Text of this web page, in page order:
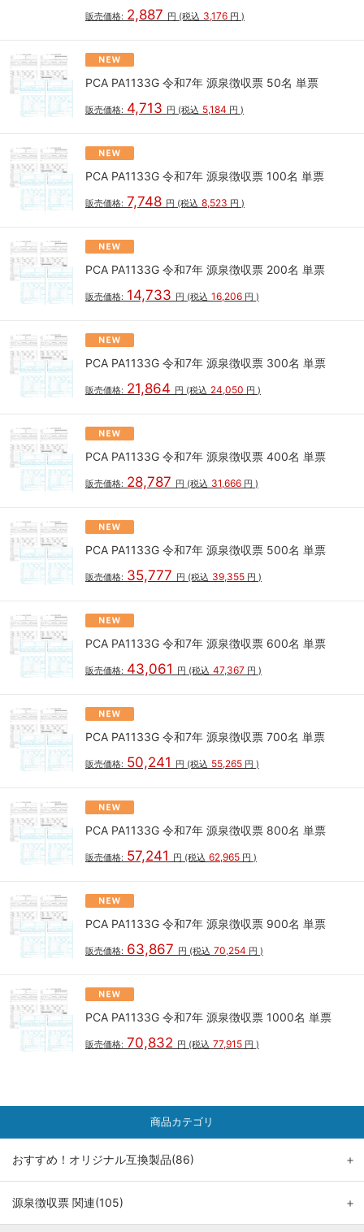
販売価格: 2,887 円 (税込 3,176 円 )
PCA PA1133G 令和7年 源泉徴収票 50名 単票
販売価格: 4,713 円 (税込 5,184 円 )
PCA PA1133G 令和7年 源泉徴収票 100名 単票
販売価格: 7,748 円 (税込 8,523 円 )
PCA PA1133G 令和7年 源泉徴収票 200名 単票
販売価格: 14,733 円 (税込 16,206 円 )
PCA PA1133G 令和7年 源泉徴収票 300名 単票
販売価格: 21,864 円 (税込 24,050 円 )
PCA PA1133G 令和7年 源泉徴収票 400名 単票
販売価格: 28,787 円 (税込 31,666 円 )
PCA PA1133G 令和7年 源泉徴収票 500名 単票
販売価格: 35,777 円 (税込 39,355 円 )
PCA PA1133G 令和7年 源泉徴収票 600名 単票
販売価格: 43,061 円 (税込 47,367 円 )
PCA PA1133G 令和7年 源泉徴収票 700名 単票
販売価格: 50,241 円 (税込 55,265 円 )
PCA PA1133G 令和7年 源泉徴収票 800名 単票
販売価格: 57,241 円 (税込 62,965 円 )
PCA PA1133G 令和7年 源泉徴収票 900名 単票
販売価格: 63,867 円 (税込 70,254 円 )
PCA PA1133G 令和7年 源泉徴収票 1000名 単票
販売価格: 70,832 円 (税込 77,915 円 )
商品カテゴリ
おすすめ！オリジナル互換製品(86) ＋
源泉徴収票 関連(105) ＋